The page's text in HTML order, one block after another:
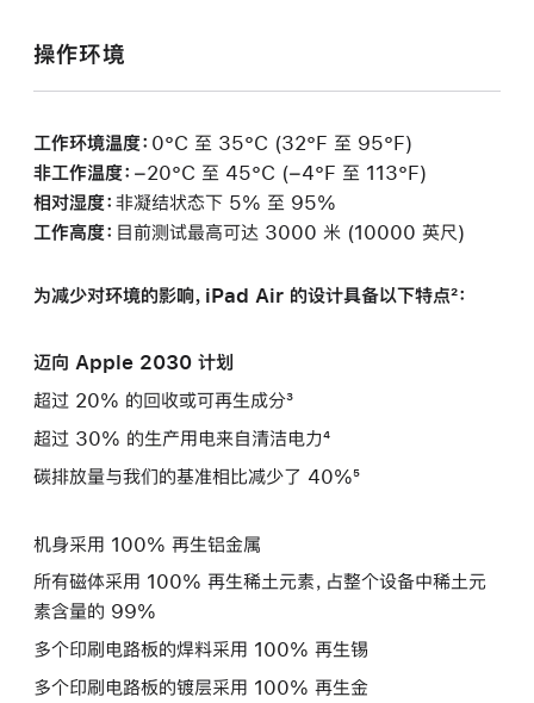
操作环境
工作环境温度： 0°C 至 35°C (32°F 至 95°F)
非工作温度： −20°C 至 45°C (−4°F 至 113°F)
相对湿度： 非凝结状态下 5% 至 95%
工作高度： 目前测试最高可达 3000 米 (10000 英尺)
为减少对环境的影响，iPad Air 的设计具备以下特点²：
迈向 Apple 2030 计划
超过 20% 的回收或可再生成分³
超过 30% 的生产用电来自清洁电力⁴
碳排放量与我们的基准相比减少了 40%⁵
机身采用 100% 再生铝金属
所有磁体采用 100% 再生稀土元素，占整个设备中稀土元
素含量的 99%
多个印刷电路板的焊料采用 100% 再生锡
多个印刷电路板的镀层采用 100% 再生金